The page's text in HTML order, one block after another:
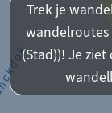
Trek je
(Stad))! Je